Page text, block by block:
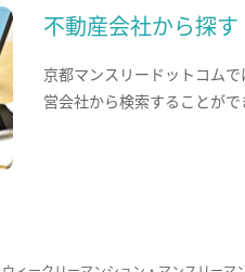
不動産会社から探す
京都マンスリードットコム
営会社から検索することがで